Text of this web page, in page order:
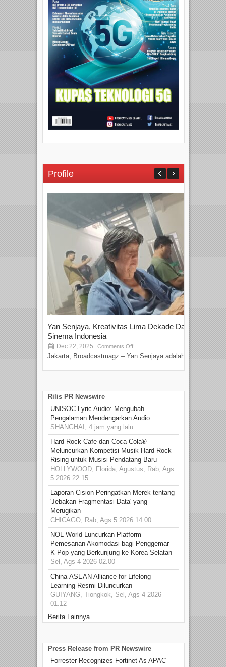
Profile
Yan Senjaya, Kreativitas Lima Dekade Dalam
Sinema Indonesia
Dec 22, 2025 Comments Off
Jakarta, Broadcastmagz – Yan Senjaya adalah...
Rilis PR Newswire
UNISOC Lyric Audio: Mengubah
Pengalaman Mendengarkan Audio
SHANGHAI, 4 jam yang lalu
Hard Rock Cafe dan Coca-Cola®
Meluncurkan Kompetisi Musik Hard Rock
Rising untuk Musisi Pendatang Baru
HOLLYWOOD, Florida, Agustus, Rab, Ags
5 2026 22.15
Laporan Cision Peringatkan Merek tentang
'Jebakan Fragmentasi Data' yang
Merugikan
CHICAGO, Rab, Ags 5 2026 14.00
NOL World Luncurkan Platform
Pemesanan Akomodasi bagi Penggemar
K-Pop yang Berkunjung ke Korea Selatan
Sel, Ags 4 2026 02.00
China-ASEAN Alliance for Lifelong
Learning Resmi Diluncurkan
GUIYANG, Tiongkok, Sel, Ags 4 2026
01.12
Berita Lainnya
Press Release from PR Newswire
Forrester Recognizes Fortinet As APAC